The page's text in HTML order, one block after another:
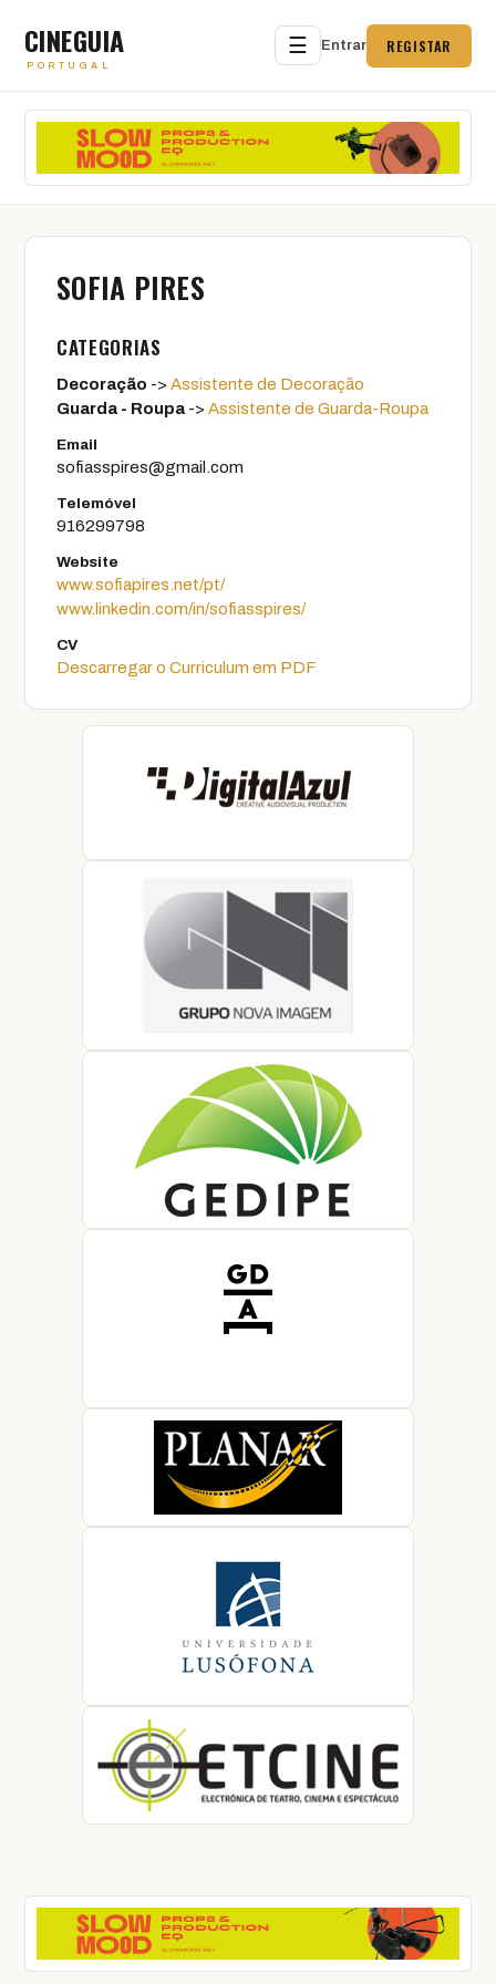
CINEGUIA
PORTUGAL
☰ Entrar REGISTAR
SOFIA PIRES
CATEGORIAS
Decoração -> Assistente de Decoração
Guarda - Roupa -> Assistente de Guarda-Roupa
Email
sofiasspires@gmail.com
Telemóvel
916299798
Website
www.sofiapires.net/pt/
www.linkedin.com/in/sofiasspires/
CV
Descarregar o Curriculum em PDF